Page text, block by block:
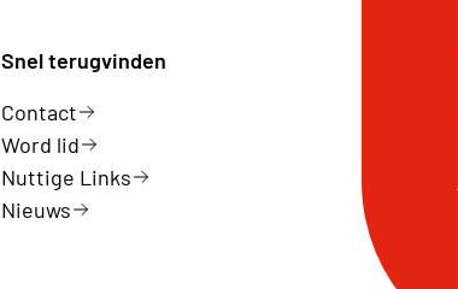
Snel terugvinden
Contact
Word lid
Nuttige Links
Nieuws